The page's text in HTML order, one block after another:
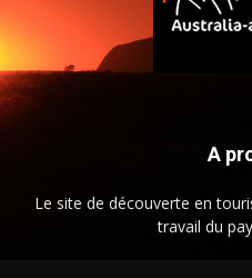
A
Le site de découverte en
travail du